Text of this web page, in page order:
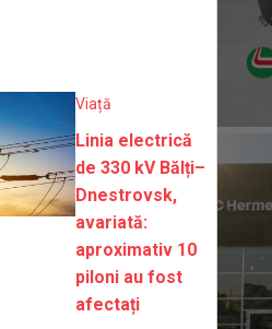
Viață
Linia electrică
de 330 kV Bălți–
Dnestrovsk,
avariată:
aproximativ 10
piloni au fost
afectați